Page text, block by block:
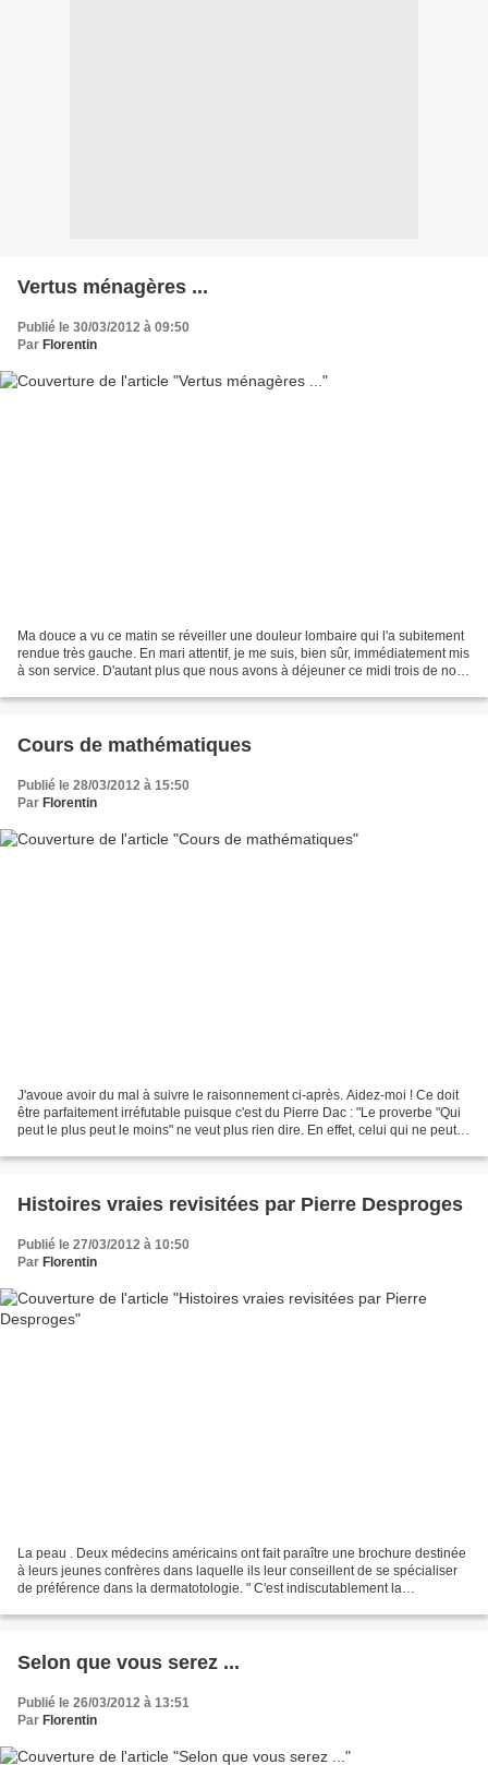
Vertus ménagères ...
Publié le 30/03/2012 à 09:50
Par Florentin
Ma douce a vu ce matin se réveiller une douleur lombaire qui l'a subitement
rendue très gauche. En mari attentif, je me suis, bien sûr, immédiatement mis
à son service. D'autant plus que nous avons à déjeuner ce midi trois de nos
Cours de mathématiques
Publié le 28/03/2012 à 15:50
Par Florentin
J'avoue avoir du mal à suivre le raisonnement ci-après. Aidez-moi ! Ce doit
être parfaitement irréfutable puisque c'est du Pierre Dac : "Le proverbe "Qui
peut le plus peut le moins" ne veut plus rien dire. En effet, celui qui ne peut
Histoires vraies revisitées par Pierre Desproges
Publié le 27/03/2012 à 10:50
Par Florentin
La peau . Deux médecins américains ont fait paraître une brochure destinée
à leurs jeunes confrères dans laquelle ils leur conseillent de se spécialiser
de préférence dans la dermatotologie. " C'est indiscutablement la
Selon que vous serez ...
Publié le 26/03/2012 à 13:51
Par Florentin